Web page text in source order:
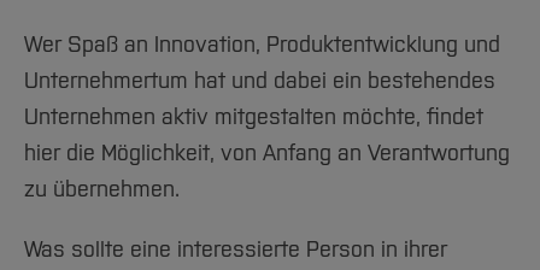
Wer Spaß an Innovation, Produktentwicklung und
Unternehmertum hat und dabei ein bestehendes
Unternehmen aktiv mitgestalten möchte, findet
hier die Möglichkeit, von Anfang an Verantwortung
zu übernehmen.
Was sollte eine interessierte Person in ihrer